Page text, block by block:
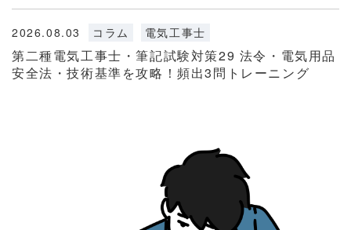
2026.08.03 コラム 電気工事士
第二種電気工事士・筆記試験対策29 法令・電気用品
安全法・技術基準を攻略！頻出3問トレーニング